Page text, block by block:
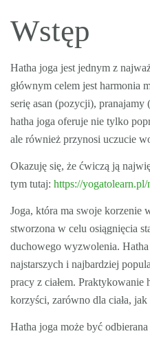
Wstęp
Hatha joga jest jednym z
głównym celem jest harmonia
serię asan (pozycji),
hatha joga oferuje nie tylko
ale również przynosi uczucie
Okazuję się, że ćwiczą ją
tym tutaj: https://
Joga, która ma swoje korzenie
stworzona w celu osiągnięcia
duchowego wyzwolenia.
najstarszych i najbardziej
pracy z ciałem. Praktykowanie
korzyści, zarówno dla ciała, jak
Hatha joga może być